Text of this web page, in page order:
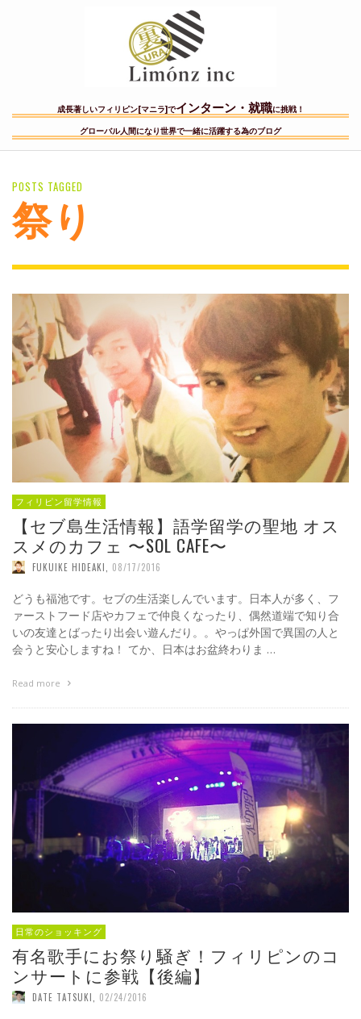
成長著しいフィリピン[マニラ]でインターン・就職に挑戦！
グローバル人間になり世界で一緒に活躍する為のブログ
POSTS TAGGED
祭り
フィリピン留学情報
【セブ島生活情報】語学留学の聖地 オス
スメのカフェ 〜SOL CAFE〜
FUKUIKE HIDEAKI 08/17/2016
どうも福池です。セブの生活楽しんでいます。日本人が多く、フ
ァーストフード店やカフェで仲良くなったり、偶然道端で知り合
いの友達とばったり出会い遊んだり。。やっぱ外国で異国の人と
会うと安心しますね！ てか、日本はお盆終わりま …
Read more
日常のショッキング
有名歌手にお祭り騒ぎ！フィリピンのコ
ンサートに参戦【後編】
DATE TATSUKI 02/24/2016